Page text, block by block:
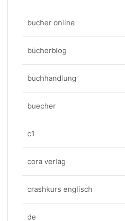
bucher online
bücherblog
buchhandlung
buecher
c1
cora verlag
crashkurs englisch
de